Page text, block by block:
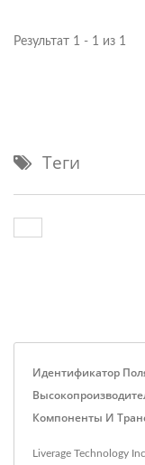
Результат 1 - 1 из 1
Теги
Идентификатор
Компоненты И
Liverage Technology